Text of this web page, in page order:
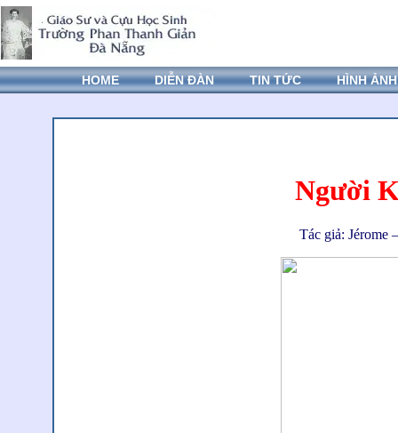
HOME DIỄN ĐÀN TIN TỨC HÌNH ẢNH
Người
Tác giả: Jérome